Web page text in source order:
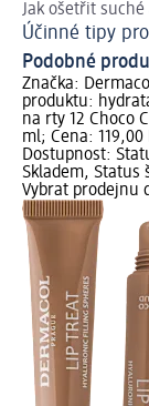
Jak ošetřit
Účinné tipy
Podobné
Značka:
produktu:
na rty 12 Choco
ml; Cena: 119,00
Dostupnost:
Skladem, Status
Vybrat prodejnu